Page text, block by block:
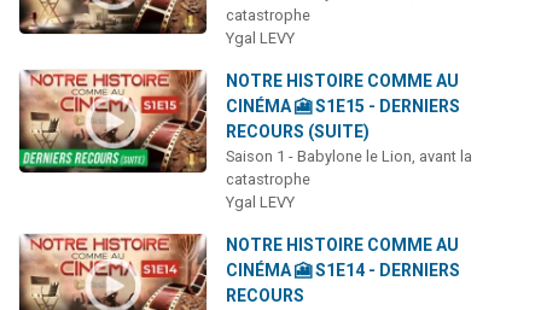
catastrophe
Ygal LEVY
NOTRE HISTOIRE COMME AU
CINÉMA 🎦 S1E15 - DERNIERS
RECOURS (SUITE)
Saison 1 - Babylone le Lion, avant la
catastrophe
Ygal LEVY
NOTRE HISTOIRE COMME AU
CINÉMA 🎦 S1E14 - DERNIERS
RECOURS